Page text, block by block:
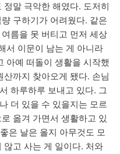
말 극악한 해였다. 도저히
구하기가 어려웠다. 같은
름을 못 버티고 먼저 세상
서 이문이 남는 게 아니라
아예 떠돌이 생활을 시작했
까지 찾아오게 됐다. 손님
하루하루 보내고 있다. 그
더 있을 수 있을지는 모르
옮겨 가면서 생활하고 있
은 날은 올지 아무것도 모
않고 사는 게 일이다. 처와